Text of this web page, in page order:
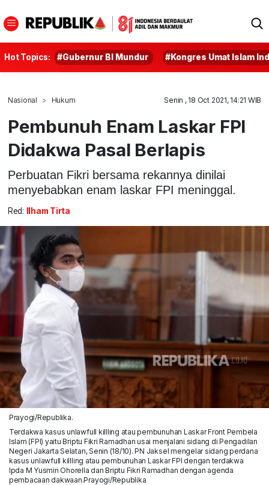
Hot Topics: #Gubernur BI Mundur #Kongres Umat Islam
Nasional Hukum Senin , 18 Oct 2021, 14:21 WIB
Pembunuh Enam Laskar FPI
Didakwa Pasal Berlapis
Perbuatan Fikri bersama rekannya dinilai
menyebabkan enam laskar FPI meninggal.
Red: Ilham Tirta
Prayogi/Republika.
Terdakwa kasus unlawfull killling atau pembunuhan Laskar Front Pembela
Islam (FPI) yaitu Briptu Fikri Ramadhan usai menjalani sidang di Pengadilan
Negeri Jakarta Selatan, Senin (18/10). PN Jaksel mengelar sidang perdana
kasus unlawfull killling atau pembunuhan Laskar FPI dengan terdakwa
Ipda M Yusmin Ohorella dan Briptu Fikri Ramadhan dengan agenda
pembacaan dakwaan.Prayogi/Republika